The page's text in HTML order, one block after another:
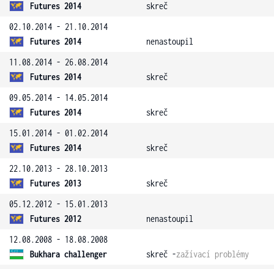
Futures 2014
skreč
02.10.2014 - 21.10.2014
Futures 2014
nenastoupil
11.08.2014 - 26.08.2014
Futures 2014
skreč
09.05.2014 - 14.05.2014
Futures 2014
skreč
15.01.2014 - 01.02.2014
Futures 2014
skreč
22.10.2013 - 28.10.2013
Futures 2013
skreč
05.12.2012 - 15.01.2013
Futures 2012
nenastoupil
12.08.2008 - 18.08.2008
Bukhara challenger
skreč -zažívací problémy